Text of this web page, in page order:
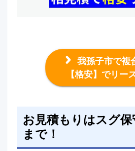
我孫子市で複
【格安】でリー
お見積もりはスグ
まで！